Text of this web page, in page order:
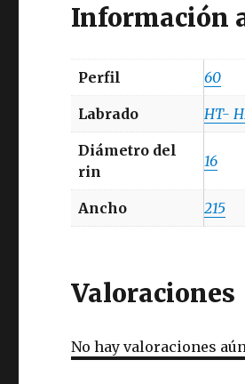
Información
Perfil 60
Labrado HT-
Diámetro del
rin
16
Ancho 215
Valoraciones
No hay valoraciones